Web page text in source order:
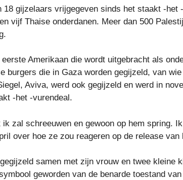
18 gijzelaars vrijgegeven sinds het staakt -het
vijf Thaise onderdanen. Meer dan 500
Amerikaan die wordt uitgebracht als
burgers die in Gaza worden gegijzeld, van
Aviva, werd ook gegijzeld en werd in
-het -vurendeal.
ik zal schreeuwen en gewoon op hem spring.
over hoe ze zou reageren op de release van
samen met zijn vrouw en twee kleine
geworden van de benarde toestand